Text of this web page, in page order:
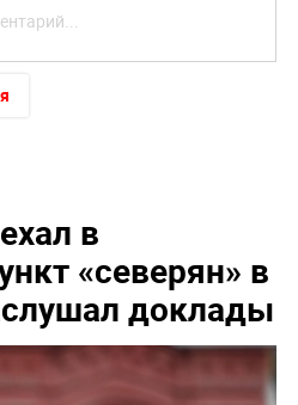
в
«северян» в
доклады